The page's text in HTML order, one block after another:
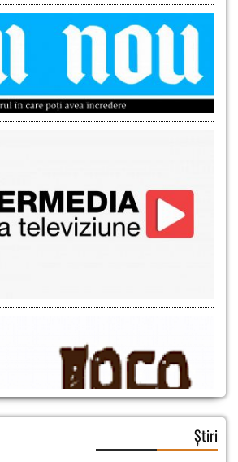
Știri